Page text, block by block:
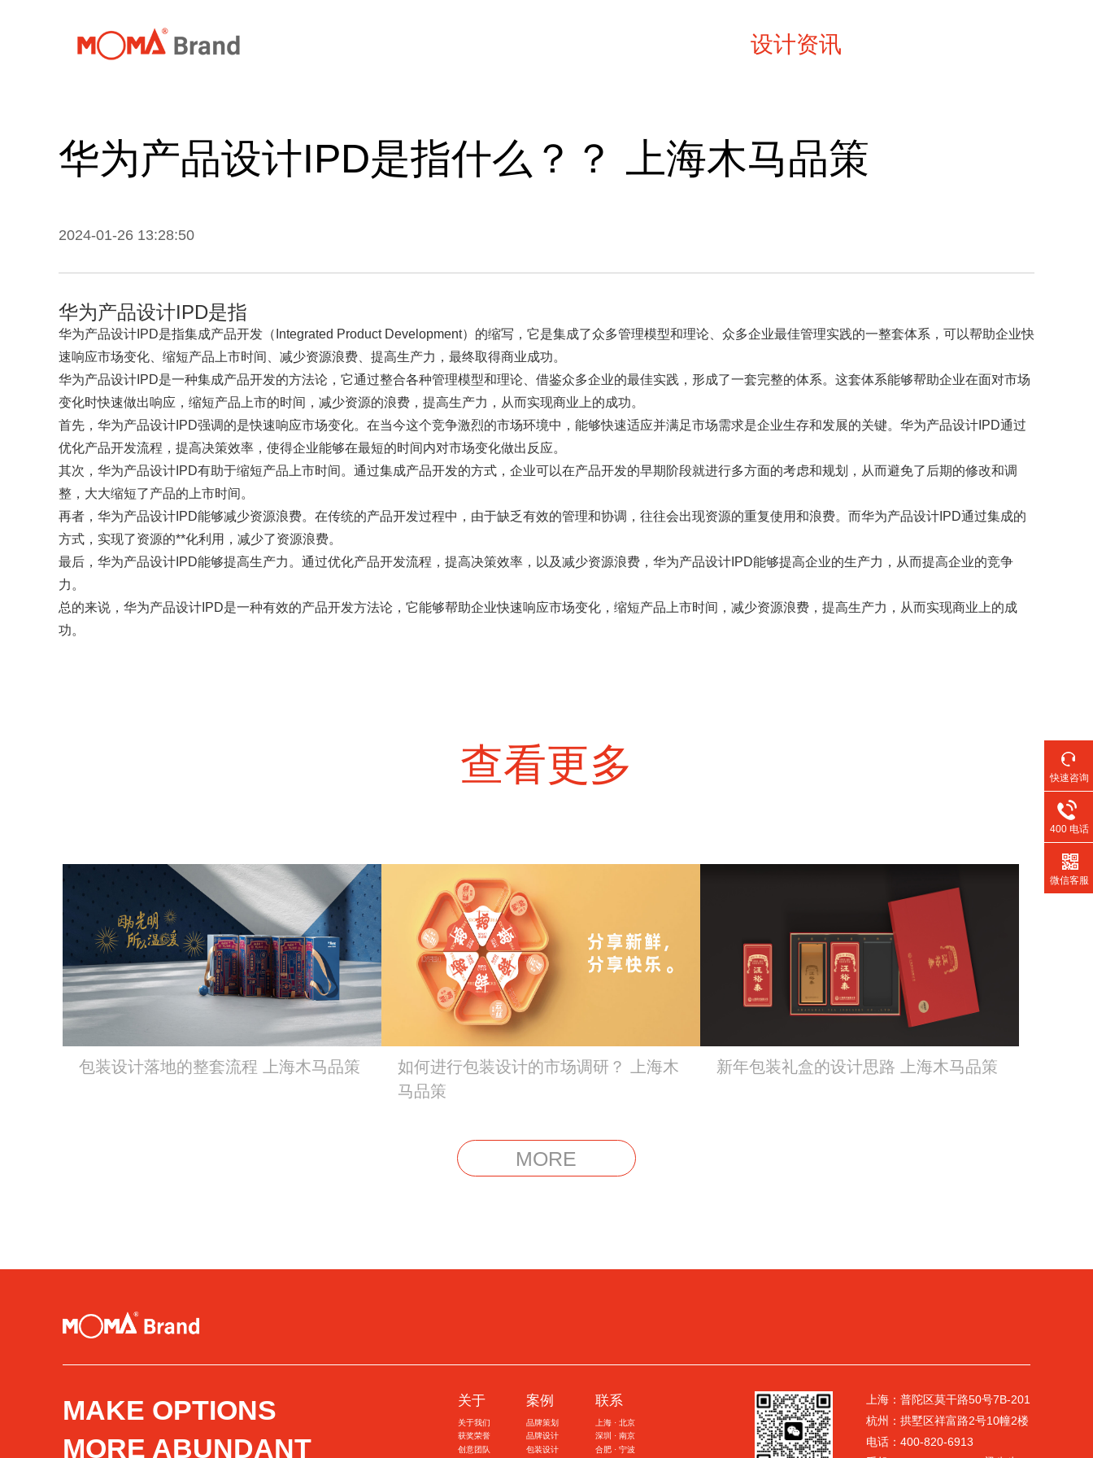
首页 设计资讯
华为产品设计IPD是指什么？？ 上海木马品策
2024-01-26 13:28:50
华为产品设计IPD是指
华为产品设计IPD是指集成产品开发（Integrated Product Development）的缩写，它是集成了众多管理模型和理论、众多企业最佳管理实践的一整套体系，可以帮助企业快
速响应市场变化、缩短产品上市时间、减少资源浪费、提高生产力，最终取得商业成功。
华为产品设计IPD是一种集成产品开发的方法论，它通过整合各种管理模型和理论、借鉴众多企业的最佳实践，形成了一套完整的体系。这套体系能够帮助企业在面对市场
变化时快速做出响应，缩短产品上市的时间，减少资源的浪费，提高生产力，从而实现商业上的成功。
首先，华为产品设计IPD强调的是快速响应市场变化。在当今这个竞争激烈的市场环境中，能够快速适应并满足市场需求是企业生存和发展的关键。华为产品设计IPD通过
优化产品开发流程，提高决策效率，使得企业能够在最短的时间内对市场变化做出反应。
其次，华为产品设计IPD有助于缩短产品上市时间。通过集成产品开发的方式，企业可以在产品开发的早期阶段就进行多方面的考虑和规划，从而避免了后期的修改和调
整，大大缩短了产品的上市时间。
再者，华为产品设计IPD能够减少资源浪费。在传统的产品开发过程中，由于缺乏有效的管理和协调，往往会出现资源的重复使用和浪费。而华为产品设计IPD通过集成的
方式，实现了资源的**化利用，减少了资源浪费。
最后，华为产品设计IPD能够提高生产力。通过优化产品开发流程，提高决策效率，以及减少资源浪费，华为产品设计IPD能够提高企业的生产力，从而提高企业的竞争
力。
总的来说，华为产品设计IPD是一种有效的产品开发方法论，它能够帮助企业快速响应市场变化，缩短产品上市时间，减少资源浪费，提高生产力，从而实现商业上的成
功。
查看更多
包装设计落地的整套流程 上海木马品策
如何进行包装设计的市场调研？ 上海木
马品策
新年包装礼盒的设计思路 上海木马品策
MORE
快速咨询
400 电话
微信客服
MAKE OPTIONS
MORE ABUNDANT
关于
关于我们
获奖荣誉
创意团队
案例
品牌策划
品牌设计
包装设计
联系
上海 · 北京
深圳 · 南京
合肥 · 宁波
上海：普陀区莫干路50号7B-201
杭州：拱墅区祥富路2号10幢2楼
电话：400-820-6913